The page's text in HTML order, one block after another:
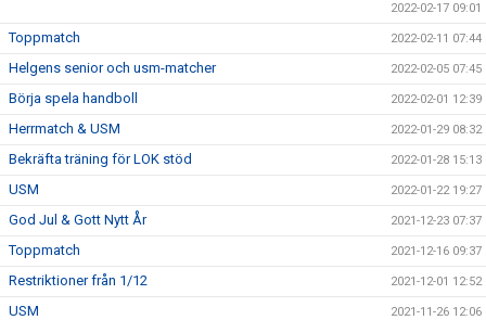
2022-02-17 09:01
Toppmatch 2022-02-11 07:44
Helgens senior och usm-matcher 2022-02-05 07:45
Börja spela handboll 2022-02-01 12:39
Herrmatch & USM 2022-01-29 08:32
Bekräfta träning för LOK stöd 2022-01-28 15:13
USM 2022-01-22 19:27
God Jul & Gott Nytt År 2021-12-23 07:37
Toppmatch 2021-12-16 09:37
Restriktioner från 1/12 2021-12-01 12:52
USM 2021-11-26 12:06